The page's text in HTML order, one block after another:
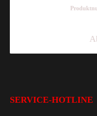
SERVICE-HOTLINE